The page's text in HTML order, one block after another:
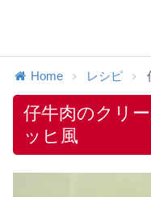
Home レシピ
仔牛肉のクリ
ッヒ風